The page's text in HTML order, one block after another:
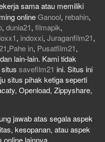
sama atau memiliki
onlineGanool, rebahin,
, dunia21, filmapik,
, indoxxi, Juraganfilm21,
,Pahe in, Pusatfilm21,
lain-lain. Kami tidak
savefilm21 ini. Situs ini
situs pihak ketiga seperti
Openload, Zippyshare,
jawab atas segala aspek
kesopanan, atau aspek
lainnya.